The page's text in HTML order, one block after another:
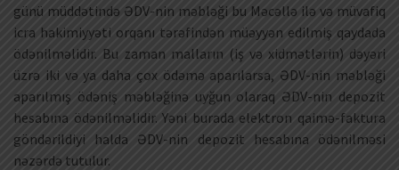
günü müddətində ƏDV-nin məbləği bu Məcəllə ilə və müvafiq
icra hakimiyyəti orqanı tərəfindən müəyyən edilmiş qaydada
ödənilməlidir. Bu zaman malların (iş və xidmətlərin) dəyəri
üzrə iki və ya daha çox ödəmə aparılarsa, ƏDV-nin məbləği
aparılmış ödəniş məbləğinə uyğun olaraq ƏDV-nin depozit
hesabına ödənilməlidir. Yəni burada elektron qaimə-faktura
göndərildiyi halda ƏDV-nin depozit hesabına ödənilməsi
nəzərdə tutulur.